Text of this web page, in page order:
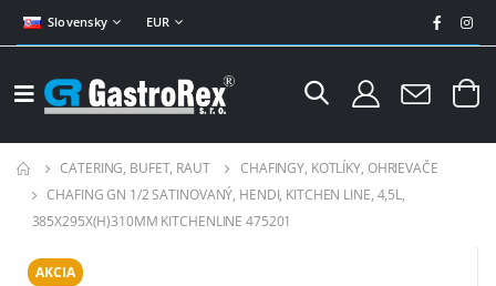
Slovensky EUR
CATERING, BUFET, RAUT
CHAFINGY, KOTLÍKY, OHRIEVAČE
CHAFING GN 1/2 SATINOVANÝ, HENDI, KITCHEN LINE, 4,5L,
385X295X(H)310MM KITCHENLINE 475201
AKCIA